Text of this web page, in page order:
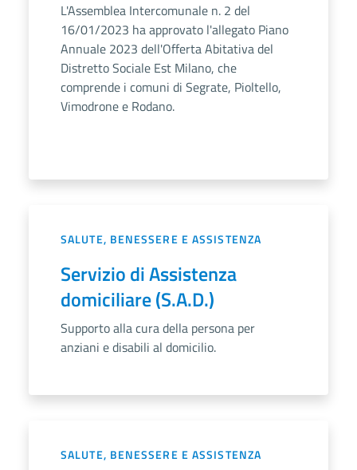
L'Assemblea Intercomunale n. 2 del
16/01/2023 ha approvato l'allegato Piano
Annuale 2023 dell'Offerta Abitativa del
Distretto Sociale Est Milano, che
comprende i comuni di Segrate, Pioltello,
Vimodrone e Rodano.
SALUTE, BENESSERE E ASSISTENZA
Servizio di Assistenza
domiciliare (S.A.D.)
Supporto alla cura della persona per
anziani e disabili al domicilio.
SALUTE, BENESSERE E ASSISTENZA